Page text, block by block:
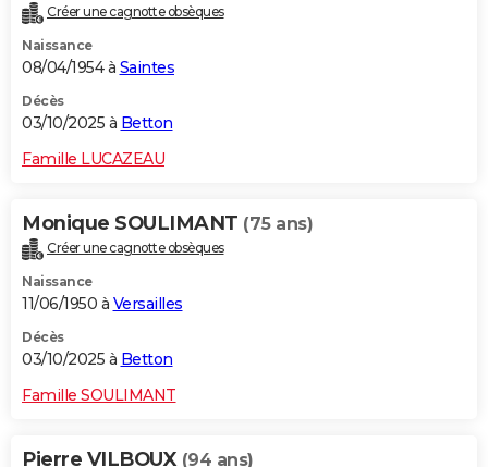
Créer une cagnotte obsèques
Naissance
08/04/1954 à Saintes
Décès
03/10/2025 à Betton
Famille LUCAZEAU
Monique SOULIMANT (75 ans)
Créer une cagnotte obsèques
Naissance
11/06/1950 à Versailles
Décès
03/10/2025 à Betton
Famille SOULIMANT
Pierre VILBOUX (94 ans)